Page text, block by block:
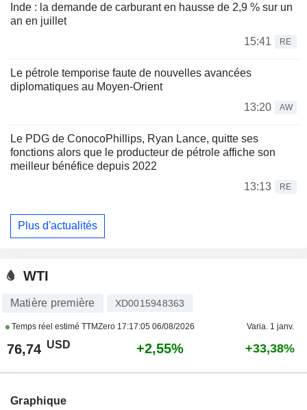
Inde : la demande de carburant en hausse de 2,9 % sur un
an en juillet
15:41
RE
Le pétrole temporise faute de nouvelles avancées
diplomatiques au Moyen-Orient
13:20
AW
Le PDG de ConocoPhillips, Ryan Lance, quitte ses
fonctions alors que le producteur de pétrole affiche son
meilleur bénéfice depuis 2022
13:13
RE
Plus d'actualités
WTI
Matière première XD0015948363
Temps réel estimé TTMZero 17:17:05 06/08/2026 Varia. 1 janv.
76,74 USD +2,55% +33,38%
Graphique